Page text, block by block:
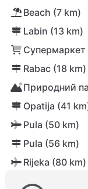
Beach (7 km)
Labin (13 km)
Супермаркет
Rabac (18 km)
Природний
Opatija (41
Pula (50 km)
Pula (56 km)
Rijeka (80 km)